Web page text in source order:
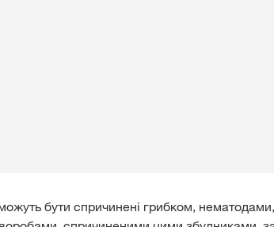
бути спричинені грибком,